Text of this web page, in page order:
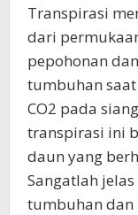
Transpirasi
dari
pepohonan
tumbuhan
CO2 pada
transpirasi ini
daun yang
Sangatlah
tumbuhan dan